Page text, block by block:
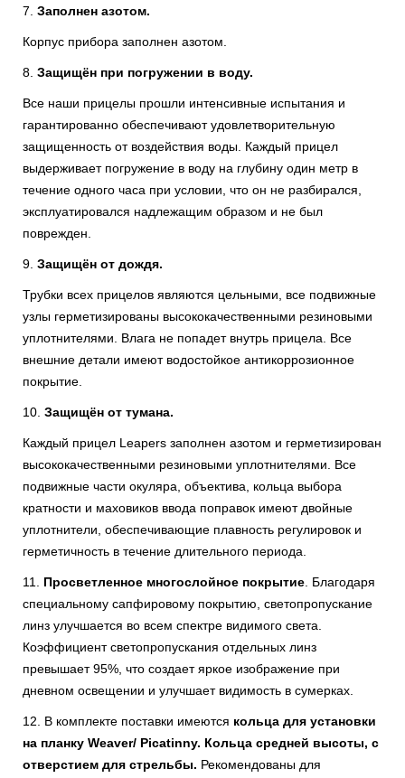
7. Заполнен азотом.
Корпус прибора заполнен азотом.
8. Защищён при погружении в воду.
Все наши прицелы прошли интенсивные испытания и
гарантированно обеспечивают удовлетворительную
защищенность от воздействия воды. Каждый прицел
выдерживает погружение в воду на глубину один метр в
течение одного часа при условии, что он не разбирался,
эксплуатировался надлежащим образом и не был
поврежден.
9. Защищён от дождя.
Трубки всех прицелов являются цельными, все подвижные
узлы герметизированы высококачественными резиновыми
уплотнителями. Влага не попадет внутрь прицела. Все
внешние детали имеют водостойкое антикоррозионное
покрытие.
10. Защищён от тумана.
Каждый прицел Leapers заполнен азотом и герметизирован
высококачественными резиновыми уплотнителями. Все
подвижные части окуляра, объектива, кольца выбора
кратности и маховиков ввода поправок имеют двойные
уплотнители, обеспечивающие плавность регулировок и
герметичность в течение длительного периода.
11. Просветленное многослойное покрытие. Благодаря
специальному сапфировому покрытию, светопропускание
линз улучшается во всем спектре видимого света.
Коэффициент светопропускания отдельных линз
превышает 95%, что создает яркое изображение при
дневном освещении и улучшает видимость в сумерках.
12. В комплекте поставки имеются кольца для установки
на планку Weaver/ Picatinny. Кольца средней высоты, с
отверстием для стрельбы. Рекомендованы для